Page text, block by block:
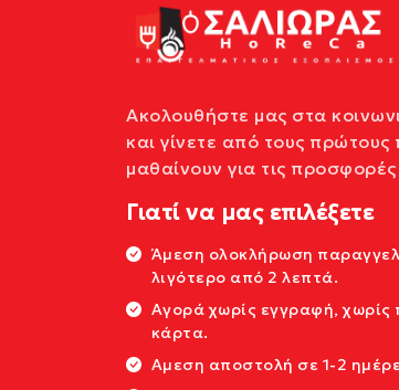
Ακολουθήστε μας στα
και γίνετε από τους πρώτους
μαθαίνουν για τις
Γιατί να μας επιλέξετε
Άμεση ολοκλήρωση
λιγότερο από 2 λεπτά.
Αγορά χωρίς εγγραφή, χωρίς
κάρτα.
Αμεση αποστολή σε 1-2